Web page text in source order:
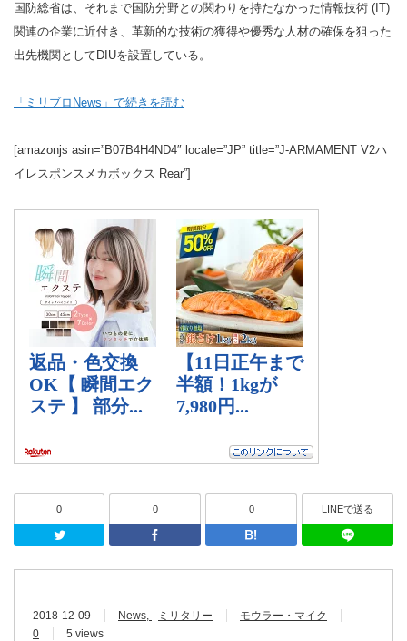
国防総省は、それまで国防分野との関わりを持たなかった情報技術 (IT)
関連の企業に近付き、革新的な技術の獲得や優秀な人材の確保を狙った
出先機関としてDIUを設置している。
「ミリブロNews」で続きを読む
[amazonjs asin=”B07B4H4ND4″ locale=”JP” title=”J-ARMAMENT V2ハ
イレスポンスメカボックス Rear”]
0
Twitter
0
Facebook
0
はてなブッ
LINEで送る
2018-12-09 News ミリタリー
モウラー・マイク
0
5 views